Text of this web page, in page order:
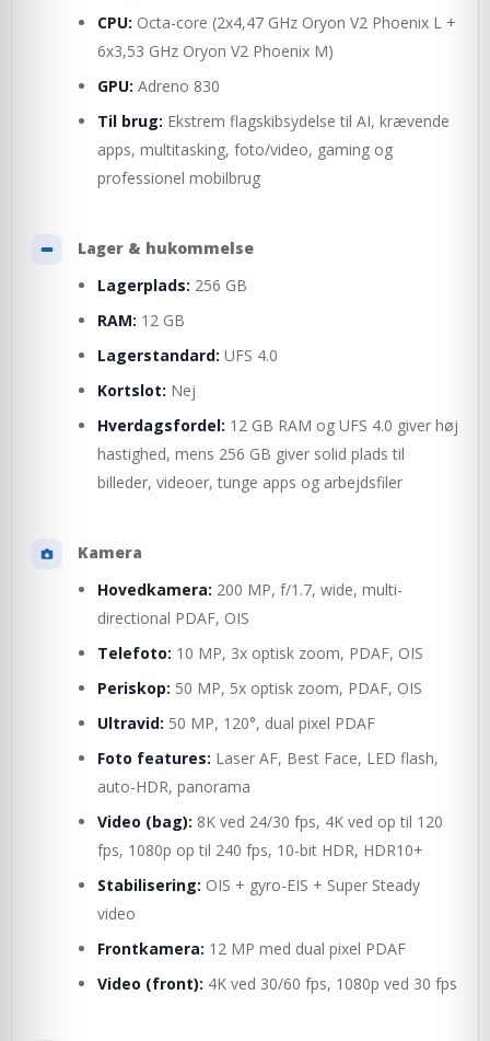
CPU: Octa-core (2x4,47 GHz Oryon V2 Phoenix L +
6x3,53 GHz Oryon V2 Phoenix M)
GPU: Adreno 830
Til brug: Ekstrem flagskibsydelse til AI, krævende
apps, multitasking, foto/video, gaming og
professionel mobilbrug
Lager & hukommelse
Lagerplads: 256 GB
RAM: 12 GB
Lagerstandard: UFS 4.0
Kortslot: Nej
Hverdagsfordel: 12 GB RAM og UFS 4.0 giver høj
hastighed, mens 256 GB giver solid plads til
billeder, videoer, tunge apps og arbejdsfiler
Kamera
Hovedkamera: 200 MP, f/1.7, wide, multi-
directional PDAF, OIS
Telefoto: 10 MP, 3x optisk zoom, PDAF, OIS
Periskop: 50 MP, 5x optisk zoom, PDAF, OIS
Ultravid: 50 MP, 120°, dual pixel PDAF
Foto features: Laser AF, Best Face, LED flash,
auto-HDR, panorama
Video (bag): 8K ved 24/30 fps, 4K ved op til 120
fps, 1080p op til 240 fps, 10-bit HDR, HDR10+
Stabilisering: OIS + gyro-EIS + Super Steady
video
Frontkamera: 12 MP med dual pixel PDAF
Video (front): 4K ved 30/60 fps, 1080p ved 30 fps